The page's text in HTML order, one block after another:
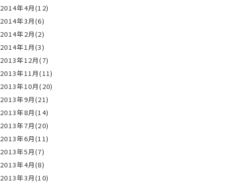
2014年4月(12)
2014年3月(6)
2014年2月(2)
2014年1月(3)
2013年12月(7)
2013年11月(11)
2013年10月(20)
2013年9月(21)
2013年8月(14)
2013年7月(20)
2013年6月(11)
2013年5月(7)
2013年4月(8)
2013年3月(10)